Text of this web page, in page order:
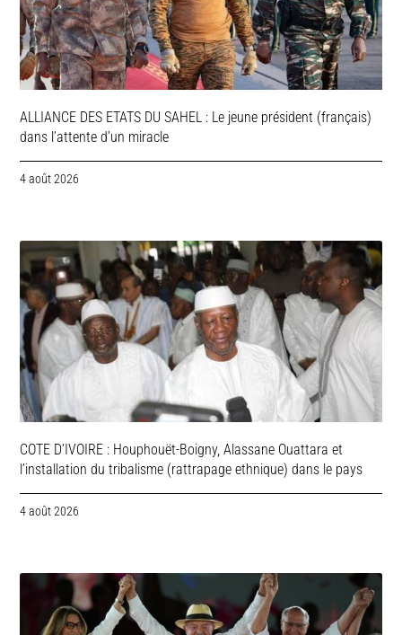
ALLIANCE DES ETATS DU SAHEL : Le jeune président (français)
dans l’attente d’un miracle
4 août 2026
COTE D’IVOIRE : Houphouët-Boigny, Alassane Ouattara et
l’installation du tribalisme (rattrapage ethnique) dans le pays
4 août 2026